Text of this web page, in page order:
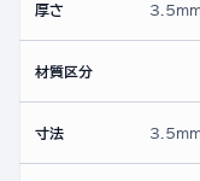
厚さ
材質区分
寸法